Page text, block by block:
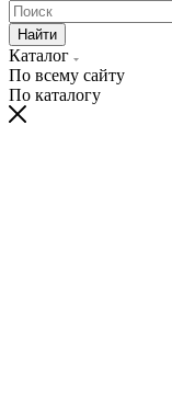
Найти
Каталог
По всему сайту
По каталогу